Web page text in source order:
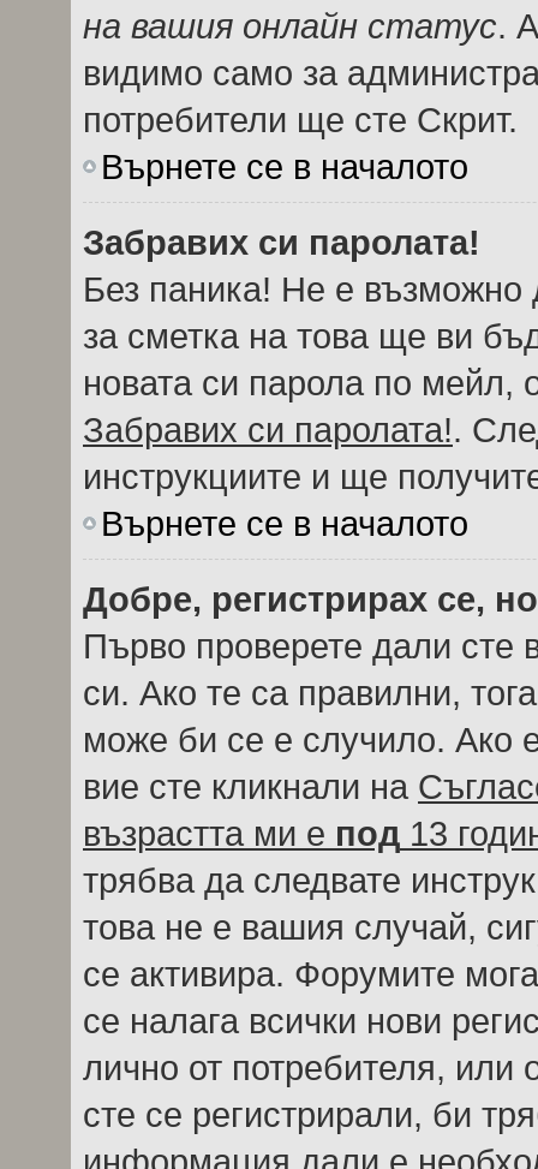
на вашия онлайн статус.
видимо само за
потребители ще сте Скрит.
Върнете се в началото
Забравих си паролата!
Без паника! Не е възможно
за сметка на това ще ви
новата си парола по мейл,
Забравих си паролата!.
инструкциите и ще
Върнете се в началото
Добре, регистрирах се,
Първо проверете дали сте
си. Ако те са правилни,
може би се е случило. Ако
вие сте кликнали на
възрастта ми е под 13
трябва да следвате
това не е вашия случай,
се активира. Форумите
се налага всички нови
лично от потребителя, или
сте се регистрирали, би